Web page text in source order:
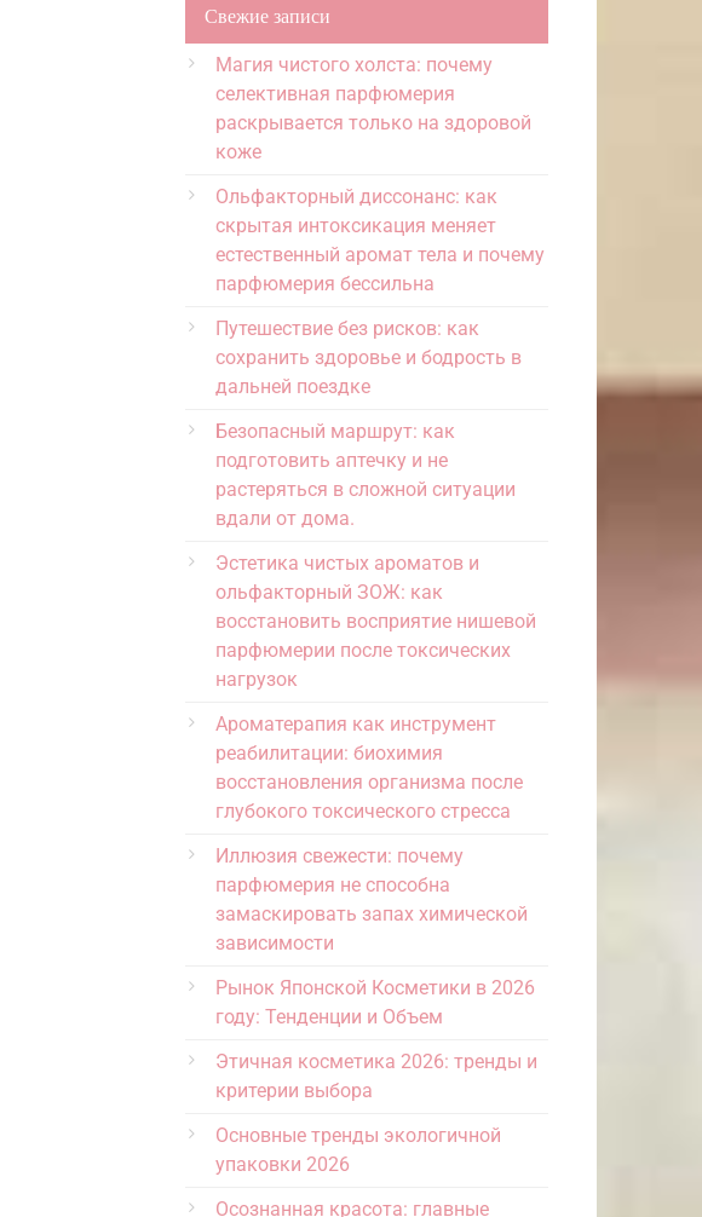
Свежие записи
Магия чистого холста: почему
селективная парфюмерия
раскрывается только на здоровой
коже
Ольфакторный диссонанс: как
скрытая интоксикация меняет
естественный аромат тела и почему
парфюмерия бессильна
Путешествие без рисков: как
сохранить здоровье и бодрость в
дальней поездке
Безопасный маршрут: как
подготовить аптечку и не
растеряться в сложной ситуации
вдали от дома.
Эстетика чистых ароматов и
ольфакторный ЗОЖ: как
восстановить восприятие нишевой
парфюмерии после токсических
нагрузок
Ароматерапия как инструмент
реабилитации: биохимия
восстановления организма после
глубокого токсического стресса
Иллюзия свежести: почему
парфюмерия не способна
замаскировать запах химической
зависимости
Рынок Японской Косметики в 2026
году: Тенденции и Объем
Этичная косметика 2026: тренды и
критерии выбора
Основные тренды экологичной
упаковки 2026
Осознанная красота: главные